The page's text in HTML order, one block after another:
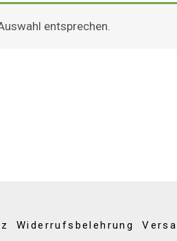
entsprechen.
Widerrufsbelehrung